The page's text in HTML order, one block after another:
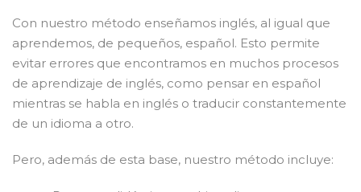
Con nuestro método enseñamos inglés, al igual que
aprendemos, de pequeños, español. Esto permite
evitar errores que encontramos en muchos procesos
de aprendizaje de inglés, como pensar en español
mientras se habla en inglés o traducir constantemente
de un idioma a otro.
Pero, además de esta base, nuestro método incluye: